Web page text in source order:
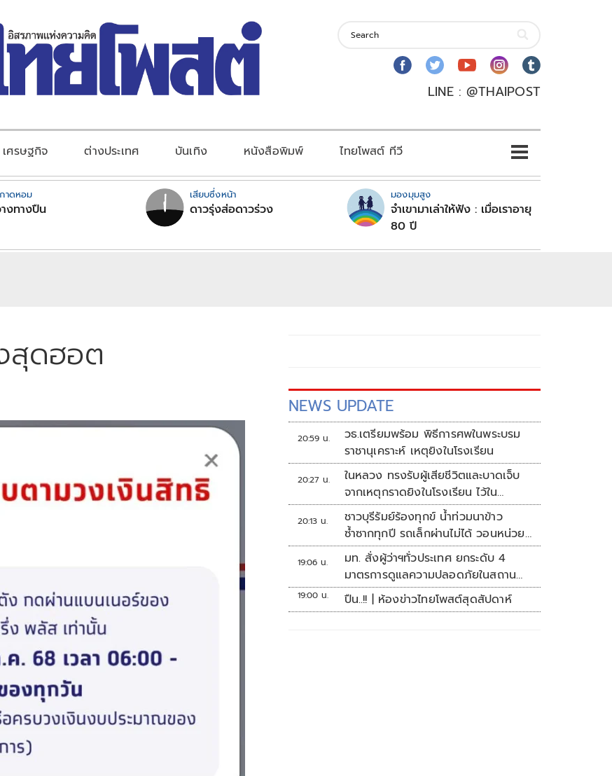
LINE : @THAIPOST
เศรษฐกิจ ต่างประเทศ บันเทิง หนังสือพิมพ์ ไทยโพสต์ ทีวี
าดหอม
งทางปืน
เสียบซึ่งหน้า
ดาวรุ่งส่อดาวร่วง
มองมุมสูง
จำเขามาเล่าให้ฟัง : เมื่อเราอายุ
80 ปี
สุดฮอต
NEWS UPDATE
20:59 น.
วธ.เตรียมพร้อม พิธีการศพในพระบรม
ราชานุเคราะห์ เหตุยิงในโรงเรียน
20:27 น.
ในหลวง ทรงรับผู้เสียชีวิตและบาดเจ็บ
จากเหตุกราดยิงในโรงเรียน ไว้ใน
พระบรมราชานุเคราะห์
20:13 น.
ชาวบุรีรัมย์ร้องทุกข์ น้ำท่วมนาข้าว
ซ้ำซากทุกปี รถเล็กผ่านไม่ได้ วอนหน่วย
งานเร่งแก้ไข
19:06 น.
มท. สั่งผู้ว่าฯทั่วประเทศ ยกระดับ 4
มาตรการดูแลความปลอดภัยในสถาน
ศึกษา
19:00 น. ปืน..!! | ห้องข่าวไทยโพสต์สุดสัปดาห์